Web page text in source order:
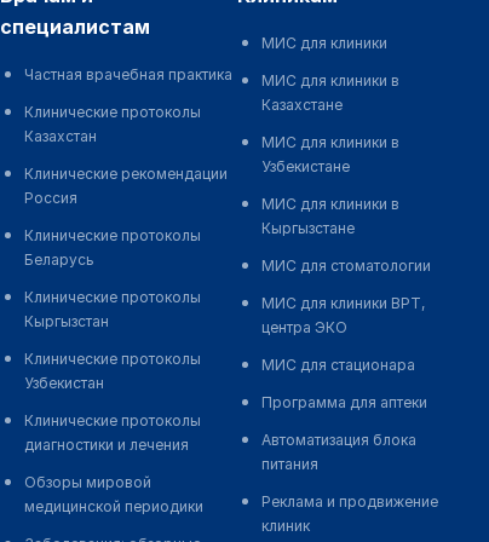
специалистам
Частная врачебная практика
Клинические протоколы
Казахстан
Клинические рекомендации
Россия
Клинические протоколы
Беларусь
Клинические протоколы
Кыргызстан
Клинические протоколы
Узбекистан
Клинические протоколы
диагностики и лечения
Обзоры мировой
медицинской периодики
МИС для клиники
МИС для клиники в
Казахстане
МИС для клиники в
Узбекистане
МИС для клиники в
Кыргызстане
МИС для стоматологии
МИС для клиники ВРТ,
центра ЭКО
МИС для стационара
Программа для аптеки
Автоматизация блока
питания
Реклама и продвижение
клиник